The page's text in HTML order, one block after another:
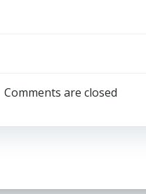
de
Comments are closed